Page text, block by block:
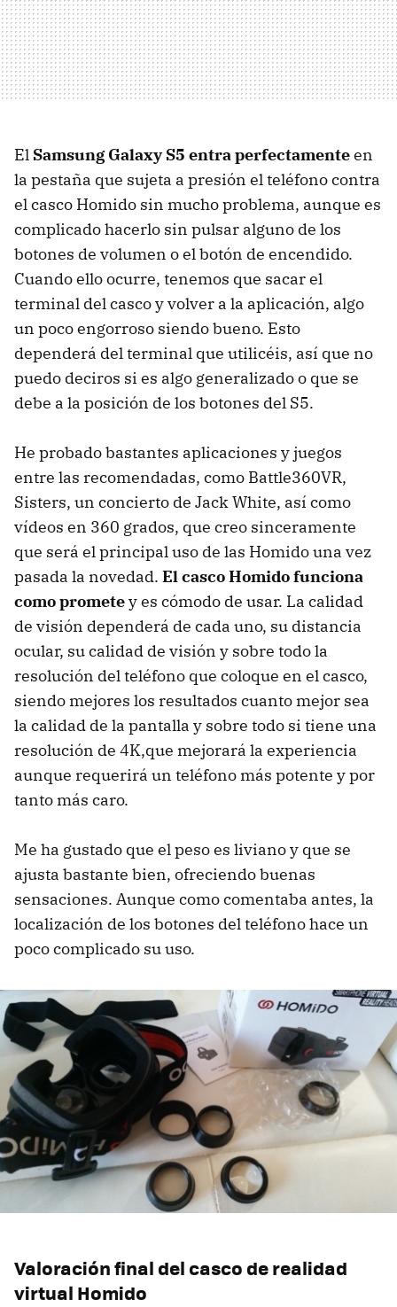
El Samsung Galaxy S5 entra perfectamenteen
la pestaña que sujeta a presión el teléfono contra
el casco Homido sin mucho problema, aunque es
complicado hacerlo sin pulsar alguno de los
botones de volumen o el botón de encendido.
Cuando ello ocurre, tenemos que sacar el
terminal del casco y volver a la aplicación, algo
un poco engorroso siendo bueno. Esto
dependerá del terminal que utilicéis, así que no
puedo deciros si es algo generalizado o que se
debe a la posición de los botones del S5.
He probado bastantes aplicaciones y juegos
entre las recomendadas, como Battle360VR,
Sisters, un concierto de Jack White, así como
vídeos en 360 grados, que creo sinceramente
que será el principal uso de las Homido una vez
pasada la novedad. El casco Homido funciona
como prometey es cómodo de usar. La calidad
de visión dependerá de cada uno, su distancia
ocular, su calidad de visión y sobre todo la
resolución del teléfono que coloque en el casco,
siendo mejores los resultados cuanto mejor sea
la calidad de la pantalla y sobre todo si tiene una
resolución de 4K,que mejorará la experiencia
aunque requerirá un teléfono más potente y por
tanto más caro.
Me ha gustado que el peso es liviano y que se
ajusta bastante bien, ofreciendo buenas
sensaciones. Aunque como comentaba antes, la
localización de los botones del teléfono hace un
poco complicado su uso.
Valoración final del casco de realidad
virtual Homido